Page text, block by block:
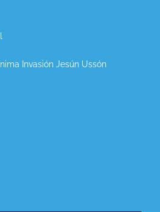
Invasión Jesún Ussón